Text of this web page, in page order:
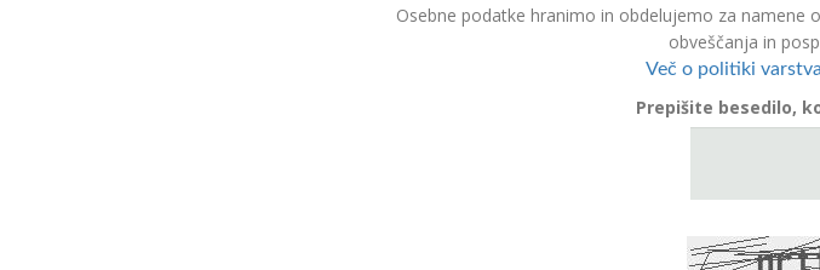
Osebne podatke hranimo in obdelujemo za
obveščanja in
Več o politiki
Prepišite besedilo,